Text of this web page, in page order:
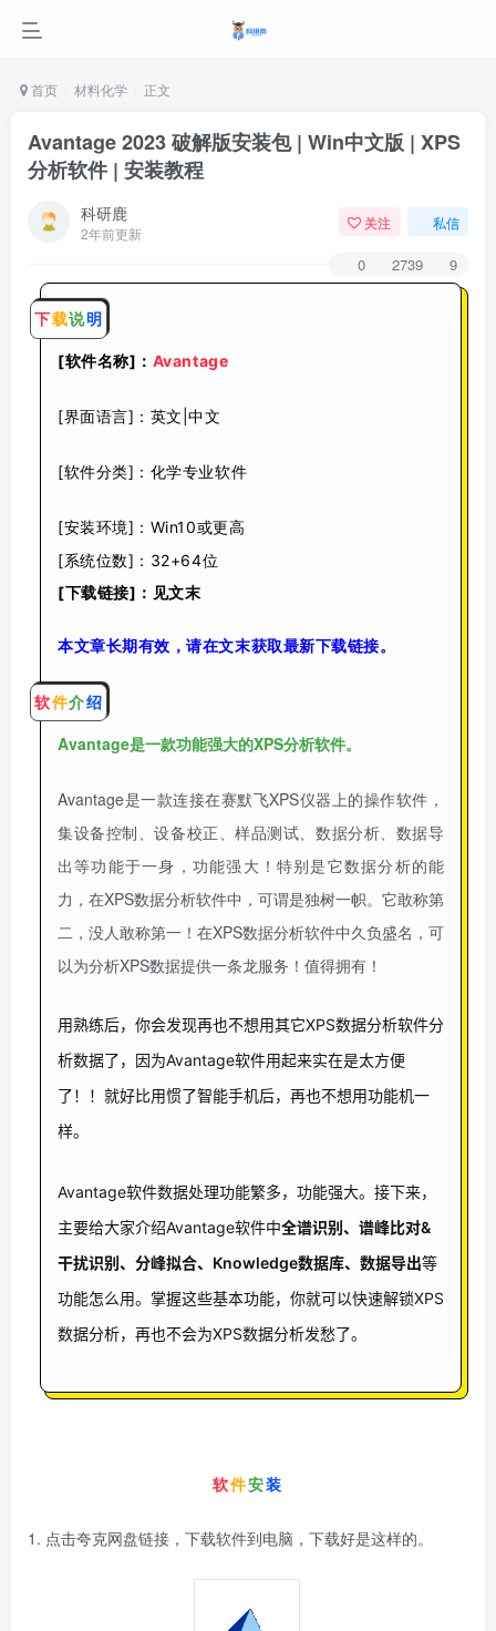
首页 材料化学 正文
Avantage 2023 破解版安装包 | Win中文版 | XPS
分析软件 | 安装教程
科研鹿
2年前更新
关注 私信
0 2739 9
下载说明
[软件名称]： Avantage
[界面语言]：英文|中文
[软件分类]：化学专业软件
[安装环境]：Win10或更高
[系统位数]：32+64位
[下载链接]：见文末
本文章长期有效，请在文末获取最新下载链接。
软件介绍
Avantage是一款功能强大的XPS分析软件。
Avantage是一款连接在赛默飞XPS仪器上的操作软件，
集设备控制、设备校正、样品测试、数据分析、数据导
出等功能于一身，功能强大！特别是它数据分析的能
力，在XPS数据分析软件中，可谓是独树一帜。它敢称第
二，没人敢称第一！在XPS数据分析软件中久负盛名，可
以为分析XPS数据提供一条龙服务！值得拥有！
用熟练后，你会发现再也不想用其它XPS数据分析软件分
析数据了，因为Avantage软件用起来实在是太方便
了！！就好比用惯了智能手机后，再也不想用功能机一
样。
Avantage软件数据处理功能繁多，功能强大。接下来，
主要给大家介绍Avantage软件中全谱识别、谱峰比对&
干扰识别、分峰拟合、Knowledge数据库、数据导出等
功能怎么用。掌握这些基本功能，你就可以快速解锁XPS
数据分析，再也不会为XPS数据分析发愁了。
软件安装
1. 点击夸克网盘链接，下载软件到电脑，下载好是这样的。